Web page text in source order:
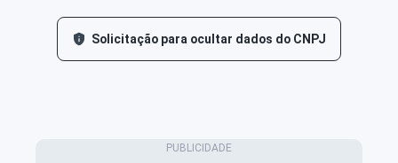
Solicitação para ocultar dados do CNPJ